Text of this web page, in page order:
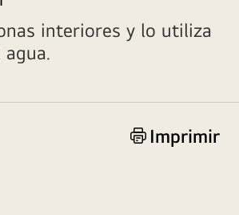
interiores y lo utiliza
Imprimir